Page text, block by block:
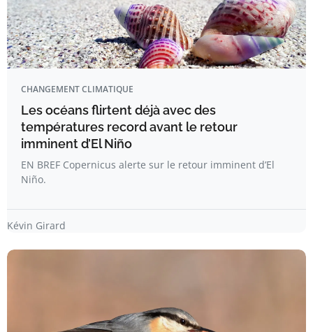
CHANGEMENT CLIMATIQUE
Les océans flirtent déjà avec des
températures record avant le retour
imminent d’El Niño
EN BREF Copernicus alerte sur le retour imminent d’El
Niño.
Kévin Girard